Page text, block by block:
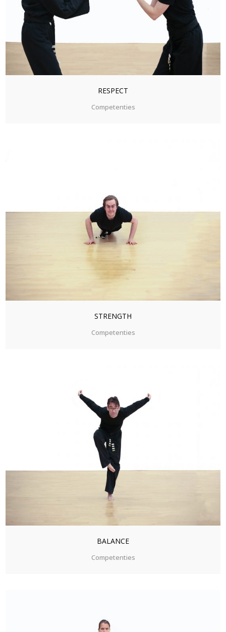
RESPECT
Competenties
ZOOM VIEW
STRENGTH
Competenties
ZOOM
BALANCE
Competenties